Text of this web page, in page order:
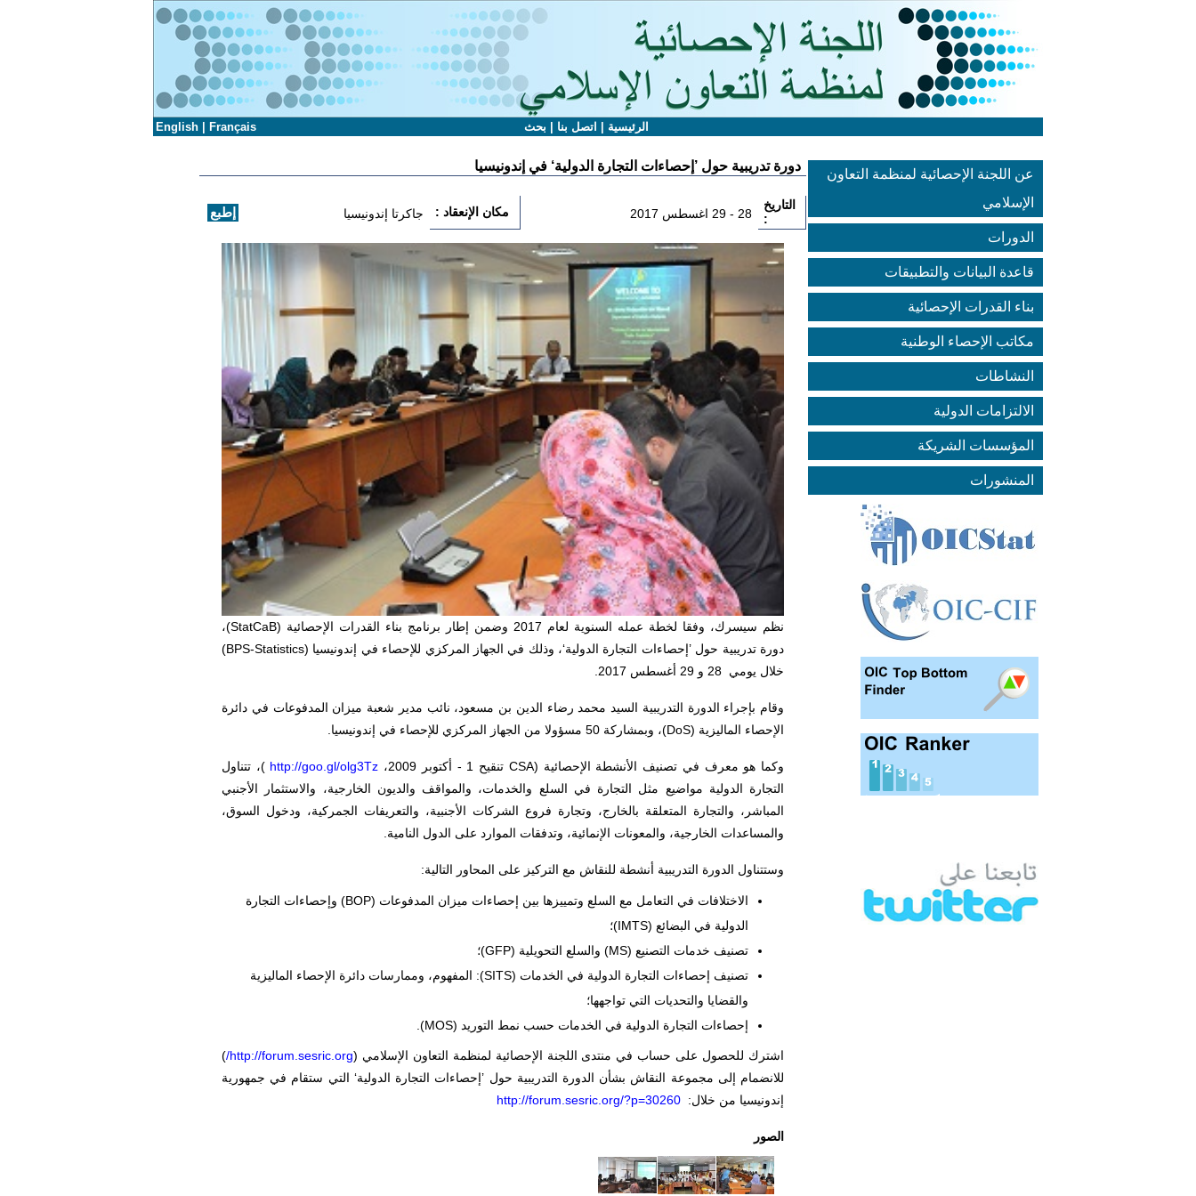
الرئيسية اتصل بنا بحث English Français
عن اللجنة الإحصائية لمنظمة التعاون
الإسلامي
الدورات
قاعدة البيانات والتطبيقات
بناء القدرات الإحصائية
مكاتب الإحصاء الوطنية
النشاطات
الالتزامات الدولية
المؤسسات الشريكة
المنشورات
دورة تدريبية حول ’إحصاءات التجارة الدولية‘ في إندونيسيا
التاريخ
:
28 - 29 اغسطس 2017 مكان الإنعقاد : جاكرتا إندونيسيا
نظم سيسرك، وفقا لخطة عمله السنوية لعام 2017 وضمن إطار برنامج بناء القدرات الإحصائية ( StatCaB)،
دورة تدريبية حول ’إحصاءات التجارة الدولية‘، وذلك في الجهاز المركزي للإحصاء في إندونيسيا (BPS-Statistics
)
خلال يومي 28 و 29 أغسطس 2017.
وقام بإجراء الدورة التدريبية السيد محمد رضاء الدين بن مسعود، نائب مدير شعبة ميزان المدفوعات في دائرة
الإحصاء الماليزية (DoS)، وبمشاركة 50 مسؤولا من الجهاز المركزي للإحصاء في إندونيسيا.
وكما هو معرف في تصنيف الأنشطة الإحصائية (CSA تنقيح 1 - أكتوبر 2009، http://goo.gl/olg3Tz )، تتناول
التجارة الدولية مواضيع مثل التجارة في السلع والخدمات، والمواقف والديون الخارجية، والاستثمار الأجنبي
المباشر، والتجارة المتعلقة بالخارج، وتجارة فروع الشركات الأجنبية، والتعريفات الجمركية، ودخول السوق،
والمساعدات الخارجية، والمعونات الإنمائية، وتدفقات الموارد على الدول النامية.
وستتناول الدورة التدريبية أنشطة للنقاش مع التركيز على المحاور التالية:
الاختلافات في التعامل مع السلع وتمييزها بين إحصاءات ميزان المدفوعات (BOP) وإحصاءات التجارة
الدولية في البضائع (IMTS)؛
تصنيف خدمات التصنيع (MS) والسلع التحويلية (GFP)؛
تصنيف إحصاءات التجارة الدولية في الخدمات (SITS): المفهوم، وممارسات دائرة الإحصاء الماليزية
والقضايا والتحديات التي تواجهها؛
إحصاءات التجارة الدولية في الخدمات حسب نمط التوريد (MOS
).
اشترك للحصول على حساب في منتدى اللجنة الإحصائية لمنظمة التعاون الإسلامي (http://forum.sesric.org
/
)
للانضمام إلى مجموعة النقاش بشأن الدورة التدريبية حول ’إحصاءات التجارة الدولية‘ التي ستقام في جمهورية
إندونيسيا من خلال:
http://forum.sesric.org/?p=30260
الصور